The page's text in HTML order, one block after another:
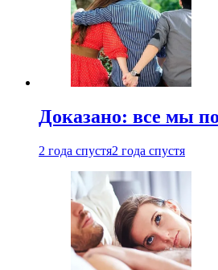
Доказано: все мы
2 года спустя2 года спустя